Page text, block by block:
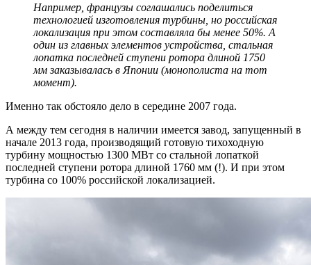
Например, французы соглашались поделиться
технологией изготовления турбины, но российская
локализация при этом составляла бы менее 50%. А
один из главных элементов устройства, стальная
лопатка последней ступени ротора длиной 1750
мм заказывалась в Японии (монополиста на тот
момент).
Именно так обстояло дело в середине 2007 года.
А между тем сегодня в наличии имеется завод, запущенный в
начале 2013 года, производящий готовую тихоходную
турбину мощностью 1300 МВт со стальной лопаткой
последней ступени ротора длиной 1760 мм (!). И при этом
турбина со 100% российской локализацией.